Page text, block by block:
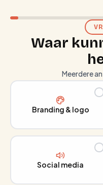
Waar
Meerdere
Branding & logo
Social media